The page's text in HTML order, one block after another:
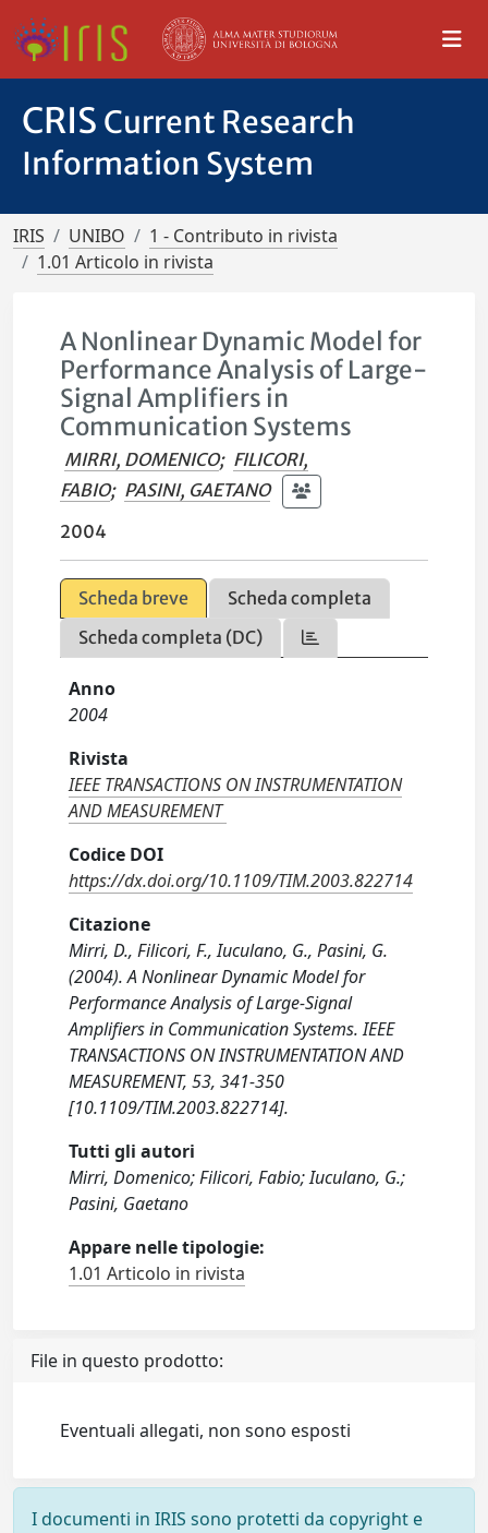
CRIS Current Research
Information System
IRIS UNIBO
1 - Contributo in rivista
1.01 Articolo in rivista
A Nonlinear Dynamic Model for
Performance Analysis of Large-
Signal Amplifiers in
Communication Systems
MIRRI, DOMENICO; FILICORI,
FABIO; PASINI, GAETANO
2004
Scheda breve
Scheda completa
Scheda completa (DC)
Anno
2004
Rivista
IEEE TRANSACTIONS ON INSTRUMENTATION
AND MEASUREMENT
Codice DOI
https://dx.doi.org/10.1109/TIM.2003.822714
Citazione
Mirri, D., Filicori, F., Iuculano, G., Pasini, G.
(2004). A Nonlinear Dynamic Model for
Performance Analysis of Large-Signal
Amplifiers in Communication Systems. IEEE
TRANSACTIONS ON INSTRUMENTATION AND
MEASUREMENT, 53, 341-350
[10.1109/TIM.2003.822714].
Tutti gli autori
Mirri, Domenico; Filicori, Fabio; Iuculano, G.;
Pasini, Gaetano
Appare nelle tipologie:
1.01 Articolo in rivista
File in questo prodotto:
Eventuali allegati, non sono esposti
I documenti in IRIS sono protetti da copyright e